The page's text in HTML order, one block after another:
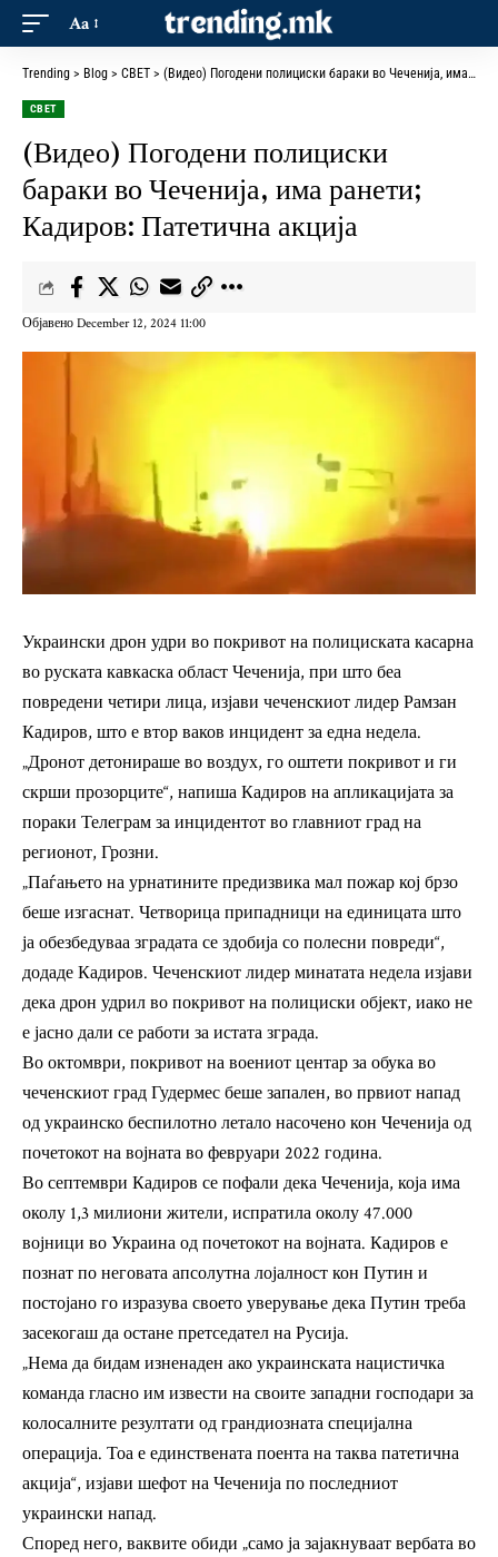
Aa
Trending > Blog > СВЕТ > (Видео) Погодени полициски бараки во Чеченија, има ранети; Кадиров: Патетична акција
СВЕТ
(Видео) Погодени полициски
бараки во Чеченија, има ранети;
Кадиров: Патетична акција
Објавено December 12, 2024 11:00
Украински дрон удри во покривот на полициската касарна
во руската кавкаска област Чеченија, при што беа
повредени четири лица, изјави чеченскиот лидер Рамзан
Кадиров, што е втор ваков инцидент за една недела.
„Дронот детонираше во воздух, го оштети покривот и ги
скрши прозорците“, напиша Кадиров на апликацијата за
пораки Телеграм за инцидентот во главниот град на
регионот, Грозни.
„Паѓањето на урнатините предизвика мал пожар кој брзо
беше изгаснат. Четворица припадници на единицата што
ја обезбедуваа зградата се здобија со полесни повреди“,
додаде Кадиров. Чеченскиот лидер минатата недела изјави
дека дрон удрил во покривот на полициски објект, иако не
е јасно дали се работи за истата зграда.
Во октомври, покривот на воениот центар за обука во
чеченскиот град Гудермес беше запален, во првиот напад
од украинско беспилотно летало насочено кон Чеченија од
почетокот на војната во февруари 2022 година.
Во септември Кадиров се пофали дека Чеченија, која има
околу 1,3 милиони жители, испратила околу 47.000
војници во Украина од почетокот на војната. Кадиров е
познат по неговата апсолутна лојалност кон Путин и
постојано го изразува своето уверување дека Путин треба
засекогаш да остане претседател на Русија.
„Нема да бидам изненаден ако украинската нацистичка
команда гласно им извести на своите западни господари за
колосалните резултати од грандиозната специјална
операција. Тоа е единствената поента на таква патетична
акција“, изјави шефот на Чеченија по последниот
украински напад.
Според него, ваквите обиди „само ја зајакнуваат вербата во